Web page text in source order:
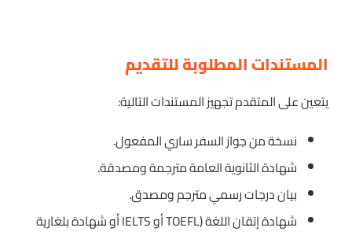
المستندات المطلوبة للتقديم
يتعين على المتقدم تجهيز المستندات التالية:
نسخة من جواز السفر ساري المفعول.
شهادة الثانوية العامة مترجمة ومصدقة.
بيان درجات رسمي مترجم ومصدق.
شهادة إتقان اللغة (TOEFL أو IELTS أو شهادة بلغارية